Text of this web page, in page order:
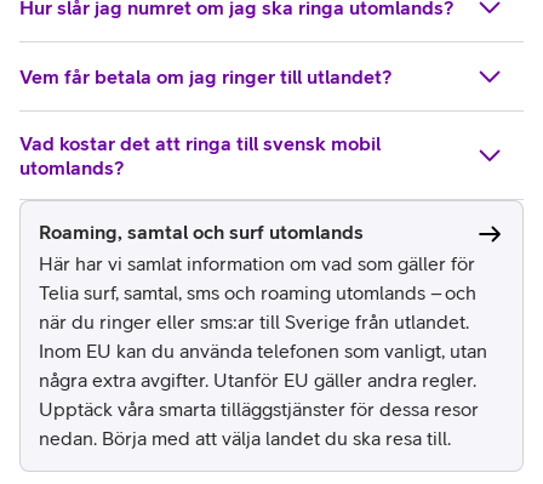
Hur slår jag numret om jag ska ringa utomlands?
Vem får betala om jag ringer till utlandet?
Vad kostar det att ringa till svensk mobil
utomlands?
Roaming, samtal och surf utomlands
Här har vi samlat information om vad som gäller för
Telia surf, samtal, sms och roaming utomlands – och
när du ringer eller sms:ar till Sverige från utlandet.
Inom EU kan du använda telefonen som vanligt, utan
några extra avgifter. Utanför EU gäller andra regler.
Upptäck våra smarta tilläggstjänster för dessa resor
nedan. Börja med att välja landet du ska resa till.